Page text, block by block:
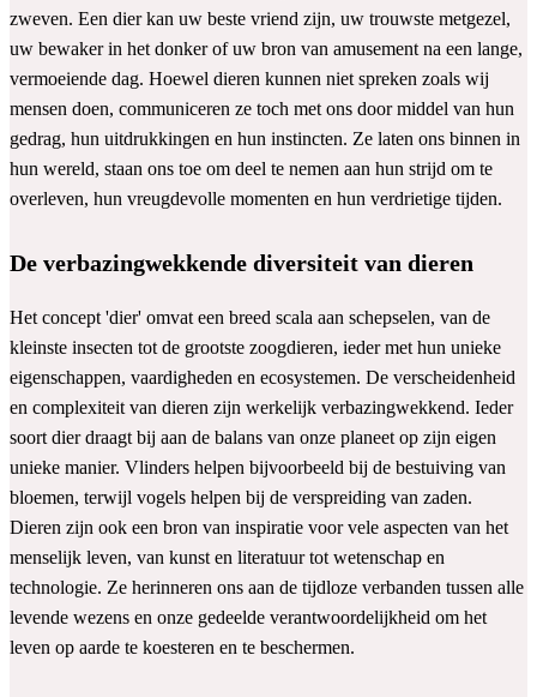
zweven. Een dier kan uw beste vriend zijn, uw trouwste metgezel,
uw bewaker in het donker of uw bron van amusement na een lange,
vermoeiende dag. Hoewel dieren kunnen niet spreken zoals wij
mensen doen, communiceren ze toch met ons door middel van hun
gedrag, hun uitdrukkingen en hun instincten. Ze laten ons binnen in
hun wereld, staan ons toe om deel te nemen aan hun strijd om te
overleven, hun vreugdevolle momenten en hun verdrietige tijden.
De verbazingwekkende diversiteit van dieren
Het concept 'dier' omvat een breed scala aan schepselen, van de
kleinste insecten tot de grootste zoogdieren, ieder met hun unieke
eigenschappen, vaardigheden en ecosystemen. De verscheidenheid
en complexiteit van dieren zijn werkelijk verbazingwekkend. Ieder
soort dier draagt bij aan de balans van onze planeet op zijn eigen
unieke manier. Vlinders helpen bijvoorbeeld bij de bestuiving van
bloemen, terwijl vogels helpen bij de verspreiding van zaden.
Dieren zijn ook een bron van inspiratie voor vele aspecten van het
menselijk leven, van kunst en literatuur tot wetenschap en
technologie. Ze herinneren ons aan de tijdloze verbanden tussen alle
levende wezens en onze gedeelde verantwoordelijkheid om het
leven op aarde te koesteren en te beschermen.